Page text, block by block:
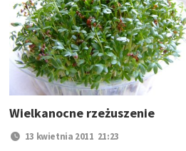
Wielkanocne rzeżuszenie
13 kwietnia 2011 21:23